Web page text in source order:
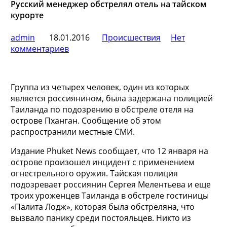
Русский менеджер обстрелял отель на тайском
курорте
admin
18.01.2016 Происшествия
Нет
комментариев
Группа из четырех человек, один из которых
является россиянином, была задержана полицией
Таиланда по подозрению в обстреле отеля на
острове Пханган. Сообщение об этом
распространили местные СМИ.
Издание Phuket News сообщает, что 12 января на
острове произошел инцидент с применением
огнестрельного оружия. Тайская полиция
подозревает россиянин Сергея Мелентьева и еще
троих уроженцев Таиланда в обстреле гостиницы
«Палита Лодж», которая была обстреляна, что
вызвало панику среди постояльцев. Никто из